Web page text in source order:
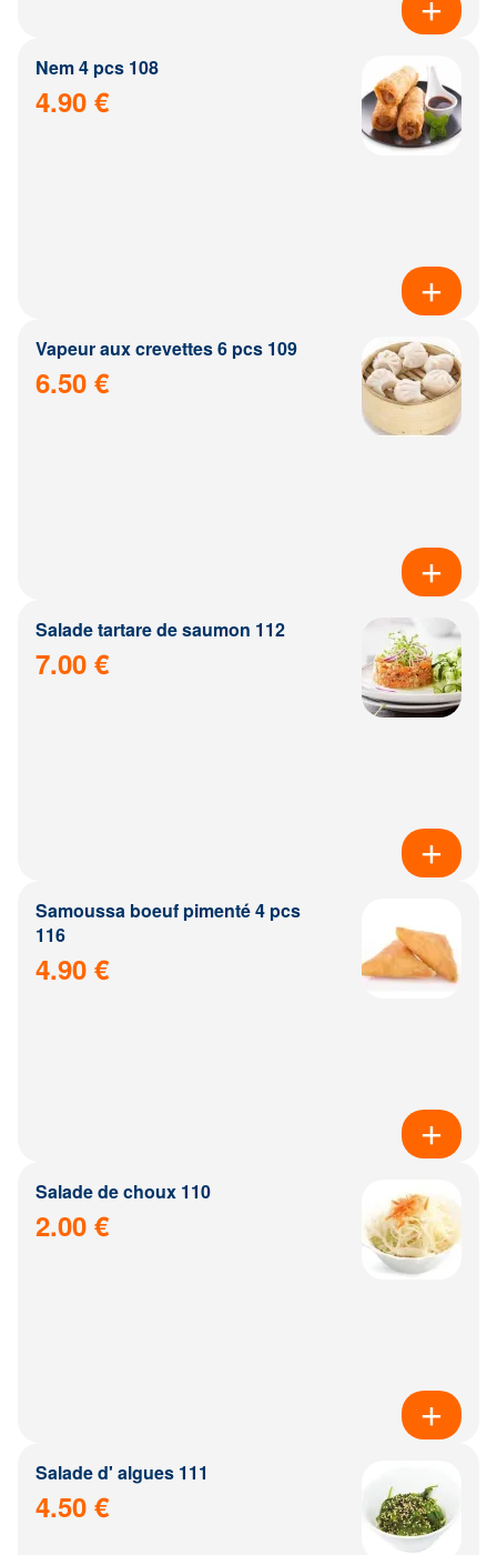
Nem 4 pcs 108
4.90 €
Vapeur aux crevettes 6 pcs 109
6.50 €
Salade tartare de saumon 112
7.00 €
Samoussa boeuf pimenté 4 pcs
116
4.90 €
Salade de choux 110
2.00 €
Salade d' algues 111
4.50 €